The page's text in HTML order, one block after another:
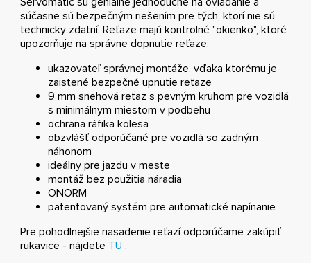
súčasne sú bezpečným riešením pre tých, ktorí nie sú
technicky zdatní. Reťaze majú kontrolné "okienko", ktoré
upozorňuje na správne dopnutie reťaze.
ukazovateľ správnej montáže, vďaka ktorému je
zaistené bezpečné upnutie reťaze
9 mm snehová reťaz s pevným kruhom pre vozidlá
s minimálnym miestom v podbehu
ochrana ráfika kolesa
obzvlášť odporúčané pre vozidlá so zadným
náhonom
ideálny pre jazdu v meste
montáž bez použitia náradia
ÖNORM
patentovaný systém pre automatické napínanie
Pre pohodlnejšie nasadenie reťazí odporúčame zakúpiť
rukavice - nájdete TU .